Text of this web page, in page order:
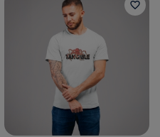
favorite_border